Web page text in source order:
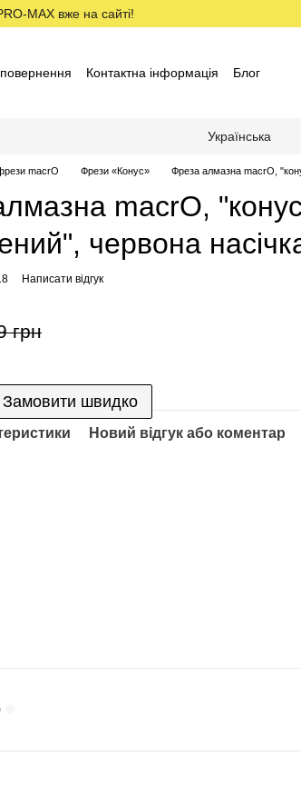
MAX вже на сайті!
Контактна інформація
Блог
Українська
macrO Фрези «Конус» Фреза алмазна macrO,
macrO,
червона
Написати відгук
грн
Замовити швидко
Новий відгук або коментар